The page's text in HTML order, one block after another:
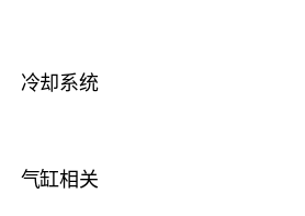
冷却系统
气缸相关